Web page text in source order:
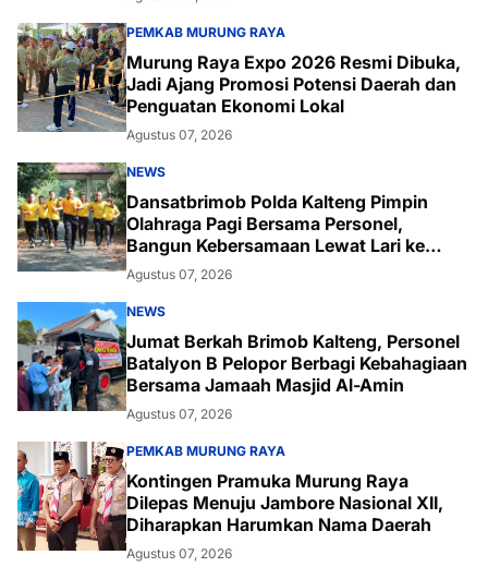
PEMKAB MURUNG RAYA
Murung Raya Expo 2026 Resmi Dibuka,
Jadi Ajang Promosi Potensi Daerah dan
Penguatan Ekonomi Lokal
Agustus 07, 2026
NEWS
Dansatbrimob Polda Kalteng Pimpin
Olahraga Pagi Bersama Personel,
Bangun Kebersamaan Lewat Lari ke
Bukit Baranahu
Agustus 07, 2026
NEWS
Jumat Berkah Brimob Kalteng, Personel
Batalyon B Pelopor Berbagi Kebahagiaan
Bersama Jamaah Masjid Al-Amin
Agustus 07, 2026
PEMKAB MURUNG RAYA
Kontingen Pramuka Murung Raya
Dilepas Menuju Jambore Nasional XII,
Diharapkan Harumkan Nama Daerah
Agustus 07, 2026